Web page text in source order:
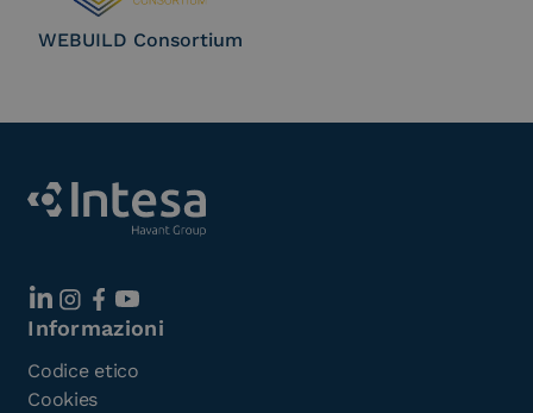
WEBUILD Consortium
Informazioni
Codice etico
Cookies